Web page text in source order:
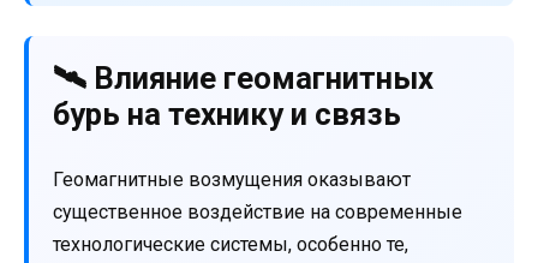
🛰️ Влияние геомагнитных
бурь на технику и связь
Геомагнитные возмущения оказывают
существенное воздействие на современные
технологические системы, особенно те,